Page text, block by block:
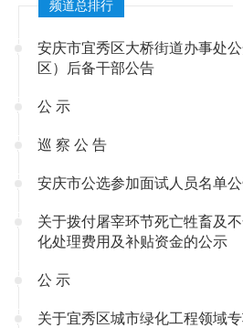
频道总排行
安庆市宜秀区大桥街道办事处
区）后备干部公告
公 示
巡 察 公 告
安庆市公选参加面试人员名单
关于拨付屠宰环节死亡牲畜及
化处理费用及补贴资金的公示
公 示
关于宜秀区城市绿化工程领域